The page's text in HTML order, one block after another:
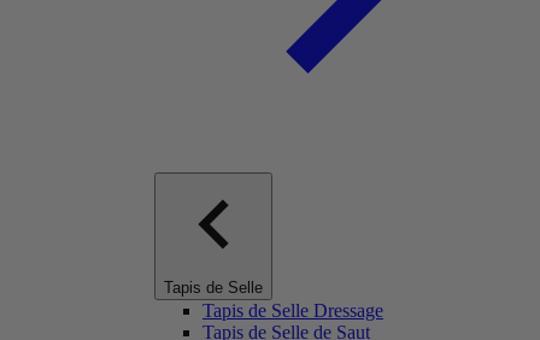
Tapis de Selle
Tapis de Selle Dressage
Tapis de Selle de Saut